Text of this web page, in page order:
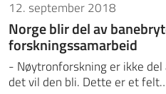
12. september 2018
Norge blir del av
forskningssamarbeid
- Nøytronforskning er ikke del
det vil den bli. Dette er et